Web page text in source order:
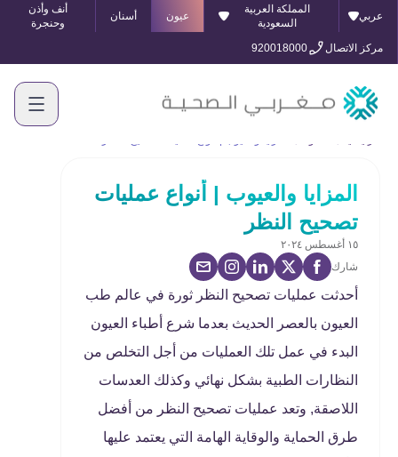
عربي
المملكة العربية
السعودية
عيون أسنان
أنف وأذن
وحنجرة
مركز الاتصال
920018000
المزايا والعيوب | أنواع عمليات
تصحيح النظر
١٥ أغسطس ٢٠٢٤
شارك
أحدثت عمليات تصحيح النظر ثورة في عالم طب
العيون بالعصر الحديث بعدما شرع أطباء العيون
البدء في عمل تلك العمليات من أجل التخلص من
النظارات الطبية بشكل نهائي وكذلك العدسات
اللاصقة, وتعد عمليات تصحيح النظر من أفضل
طرق الحماية والوقاية الهامة التي يعتمد عليها